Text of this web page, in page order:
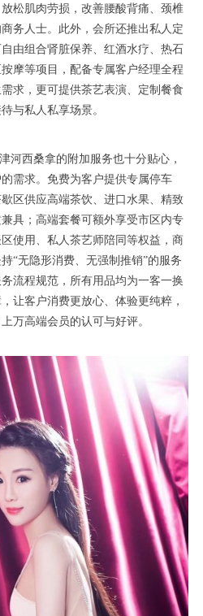
松肌肉劳损，改善腰酸背痛、颈椎
务人士。此外，会所还推出私人定
由组合肾脏保养、红酒水疗、热石
摩等项目，配备专属客户经理全程
求，更可提供茶艺表演、定制餐食
与私人私享场景。
西桑拿的附加服务也十分贴心，
需求。免费为客户提供专属停车
区供应高端茶饮、进口水果、精致
具；高端套餐可额外享受市区内专
使用、私人茶艺师陪同等权益，商
“无隐形消费、无强制推销”的服务
流程规范，所有用品均为一客一换
让客户消费更放心、体验更纯粹，
万高端会员的认可与好评。